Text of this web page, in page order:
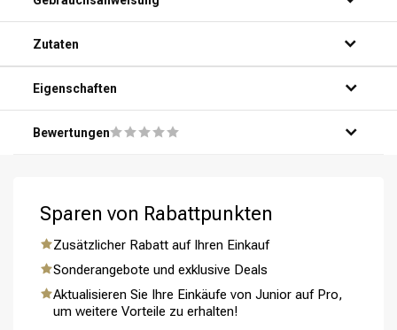
Zutaten
Eigenschaften
Bewertungen
Sparen von Rabattpunkten
Zusätzlicher Rabatt auf Ihren Einkauf
Sonderangebote und exklusive Deals
Aktualisieren Sie Ihre Einkäufe von Junior auf Pro,
um weitere Vorteile zu erhalten!